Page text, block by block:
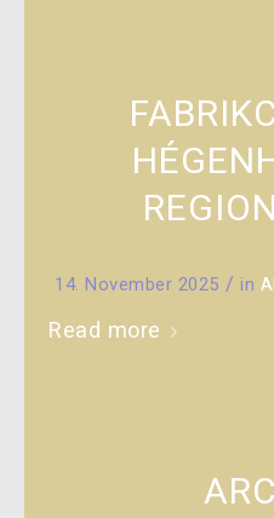
14. November 2025 / in
Read more